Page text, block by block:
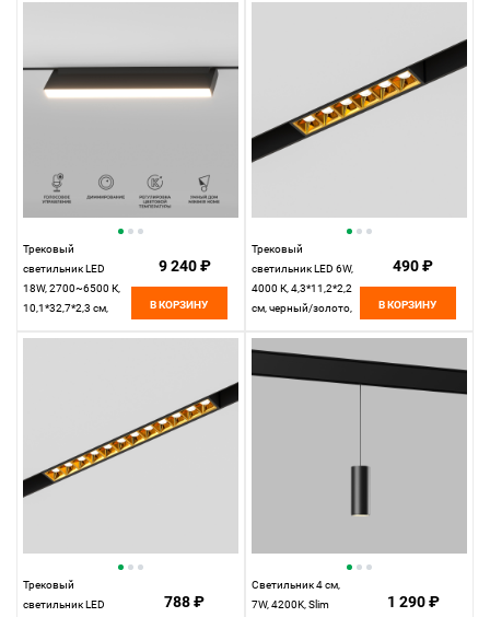
Трековый
светильник LED
18W, 2700~6500 К,
10,1*32,7*2,3 см,
9 240 ₽
В КОРЗИНУ
Трековый
светильник LED 6W,
4000 К, 4,3*11,2*2,2
см, черный/золото,
Magnetic 85101/01
490 ₽
В КОРЗИНУ
Трековый
светильник LED
788 ₽
Светильник 4 см,
7W, 4200K, Slim
1 290 ₽